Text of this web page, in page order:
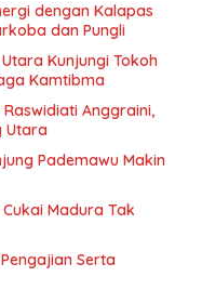
dengan Kalapas
dan Pungli
Kunjungi Tokoh
Kamtibma
Anggraini,
Utara
Pademawu Makin
Madura Tak
Serta